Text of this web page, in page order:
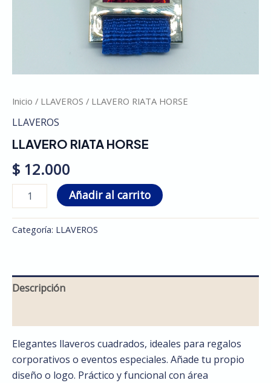
Inicio / LLAVEROS / LLAVERO RIATA HORSE
LLAVEROS
LLAVERO RIATA HORSE
$ 12.000
Añadir al carrito
Categoría: LLAVEROS
Descripción
Elegantes llaveros cuadrados, ideales para regalos
corporativos o eventos especiales. Añade tu propio
diseño o logo. Práctico y funcional con área